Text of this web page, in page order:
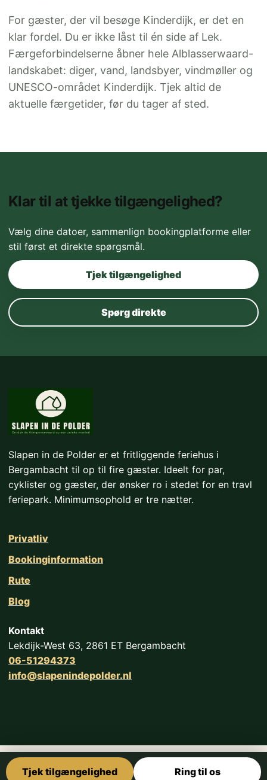
For gæster, der vil besøge Kinderdijk, er det en
klar fordel. Du er ikke låst til én side af Lek.
Færgeforbindelserne åbner hele Alblasserwaard-
landskabet: diger, vand, landsbyer, vindmøller og
UNESCO-området Kinderdijk. Tjek altid de
aktuelle færgetider, før du tager af sted.
Klar til at tjekke tilgængelighed?
Vælg dine datoer, sammenlign bookingplatforme eller
stil først et direkte spørgsmål.
Tjek tilgængelighed
Spørg direkte
Slapen in de Polder er et fritliggende feriehus i
Bergambacht til op til fire gæster. Ideelt for par,
cyklister og gæster, der ønsker ro i stedet for en travl
feriepark. Minimumsophold er tre nætter.
Privatliv
Bookinginformation
Rute
Blog
Kontakt
Lekdijk-West 63, 2861 ET Bergambacht
06-51294373
info@slapenindepolder.nl
Tjek tilgængelighed Ring til os